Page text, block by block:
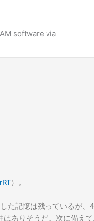
software via
）。
た記憶は残っているが
ありそうだ。次に備え